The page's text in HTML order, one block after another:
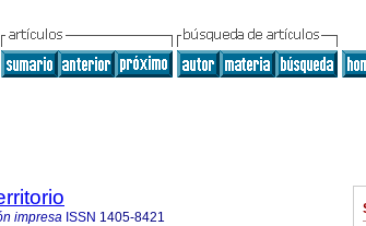
impresa ISSN 1405-8421